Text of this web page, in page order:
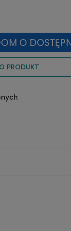
O
PRODUKT